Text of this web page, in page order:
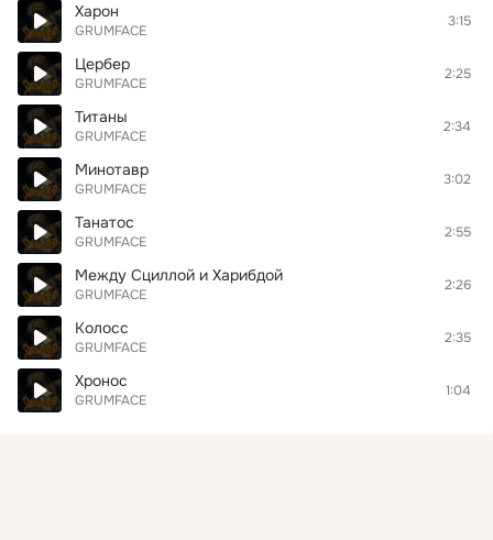
Харон
GRUMFACE
3:15
Цербер
GRUMFACE
2:25
Титаны
GRUMFACE
2:34
Минотавр
GRUMFACE
3:02
Танатос
GRUMFACE
2:55
Между Сциллой и Харибдой
GRUMFACE
2:26
Колосс
GRUMFACE
2:35
Хронос
GRUMFACE
1:04